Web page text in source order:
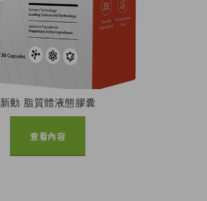
新動 脂質體液態膠囊
查看內容